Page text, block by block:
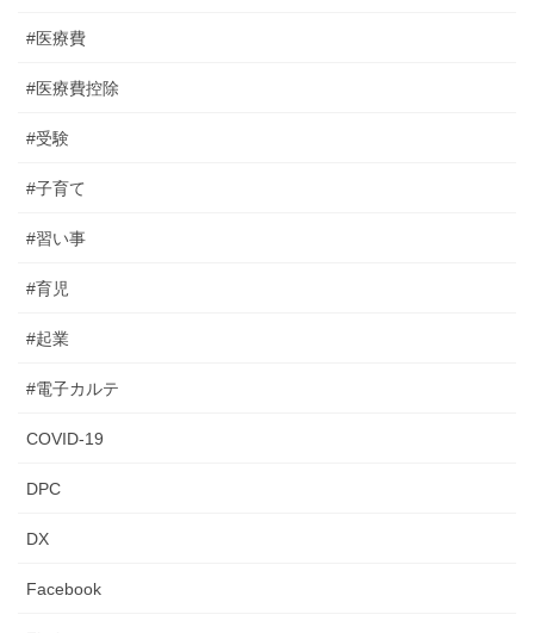
#医療費
#医療費控除
#受験
#子育て
#習い事
#育児
#起業
#電子カルテ
COVID-19
DPC
DX
Facebook